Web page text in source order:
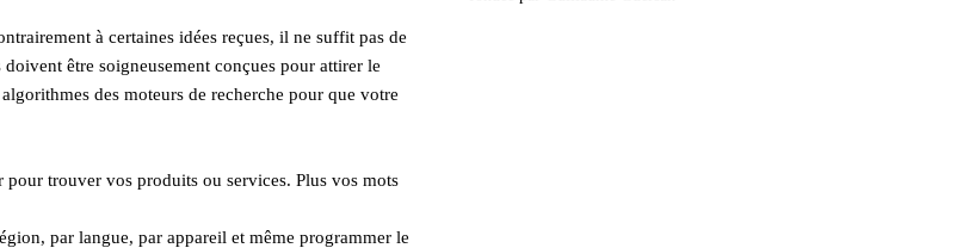
à certaines idées reçues, il ne suffit pas de
être soigneusement conçues pour attirer le
des moteurs de recherche pour que votre
trouver vos produits ou services. Plus vos mots
par langue, par appareil et même programmer le